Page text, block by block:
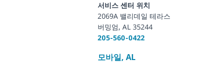
서비스 센터 위치
2069A 밸리데일 테라스
버밍엄, AL 35244
205-560-0422
모바일, AL